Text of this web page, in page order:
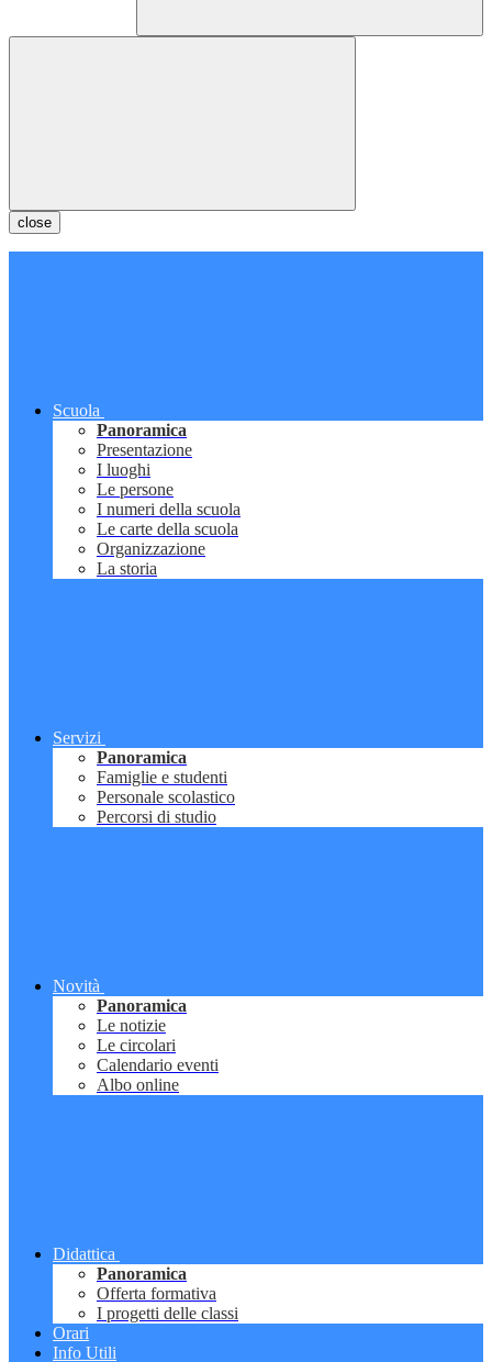
close
Scuola
Panoramica
Presentazione
I luoghi
Le persone
I numeri della scuola
Le carte della scuola
Organizzazione
La storia
Servizi
Panoramica
Famiglie e studenti
Personale scolastico
Percorsi di studio
Novità
Panoramica
Le notizie
Le circolari
Calendario eventi
Albo online
Didattica
Panoramica
Offerta formativa
I progetti delle classi
Orari
Info Utili